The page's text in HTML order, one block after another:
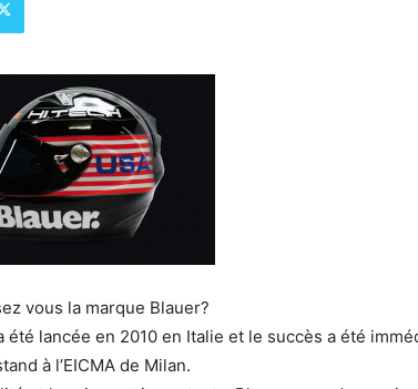
vous la marque Blauer?
été lancée en 2010 en Italie et le succès a été
à l’EICMA de Milan.